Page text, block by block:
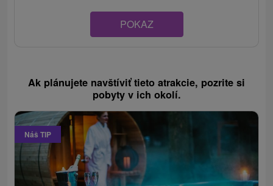
POKAZ
Ak plánujete navštíviť tieto atrakcie, pozrite si
pobyty v ich okolí.
Náš TIP